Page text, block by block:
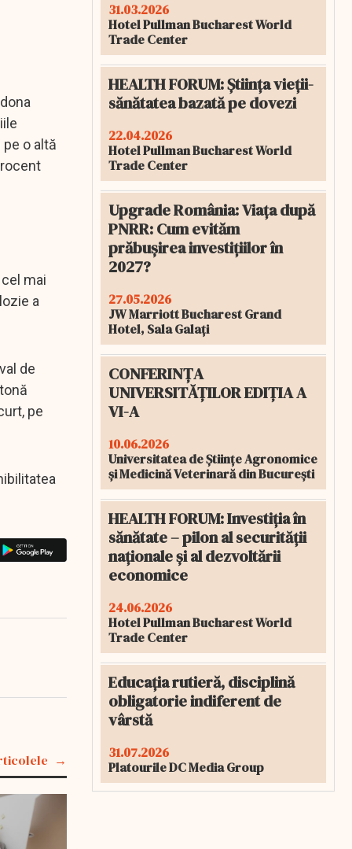
o altă
mai
a
de
pe
31.03.2026
Hotel Pullman Bucharest World
Trade Center
HEALTH FORUM: Știința vieții-
sănătatea bazată pe dovezi
22.04.2026
Hotel Pullman Bucharest World
Trade Center
Upgrade România: Viața după
PNRR: Cum evităm
prăbușirea investițiilor în
2027?
27.05.2026
JW Marriott Bucharest Grand
Hotel, Sala Galați
CONFERINȚA
UNIVERSITĂȚILOR EDIȚIA A
VI-A
10.06.2026
Universitatea de Științe Agronomice
și Medicină Veterinară din București
HEALTH FORUM: Investiția în
sănătate – pilon al securității
naționale și al dezvoltării
economice
24.06.2026
Hotel Pullman Bucharest World
Trade Center
Educația rutieră, disciplină
obligatorie indiferent de
vârstă
31.07.2026
Platourile DC Media Group